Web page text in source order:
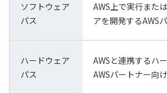
ソフトウェア
パス
AWS上で実行また
アを開発するAWS
ハードウェア
パス
AWSと連携するハ
AWSパートナー向け